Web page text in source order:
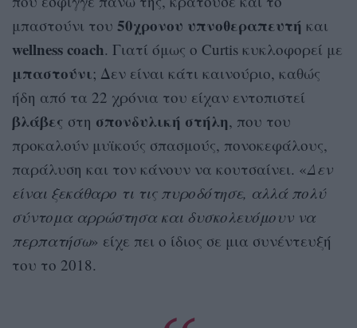
μπαστούνι του 50χρονου υπνοθεραπευτή και
wellness coach. Γιατί όμως ο Curtis κυκλοφορεί με
μπαστούνι; Δεν είναι κάτι καινούριο, καθώς
ήδη από τα 22 χρόνια του είχαν εντοπιστεί
βλάβες στη σπονδυλική στήλη, που του
προκαλούν μυϊκούς σπασμούς, πονοκεφάλους,
παράλυση και τον κάνουν να κουτσαίνει. «Δεν
είναι ξεκάθαρο τι τις πυροδότησε, αλλά πολύ
σύντομα αρρώστησα και δυσκολευόμουν να
περπατήσω» είχε πει ο ίδιος σε μια συνέντευξή
του το 2018.